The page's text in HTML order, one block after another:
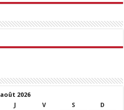
août 2026
J V S
D